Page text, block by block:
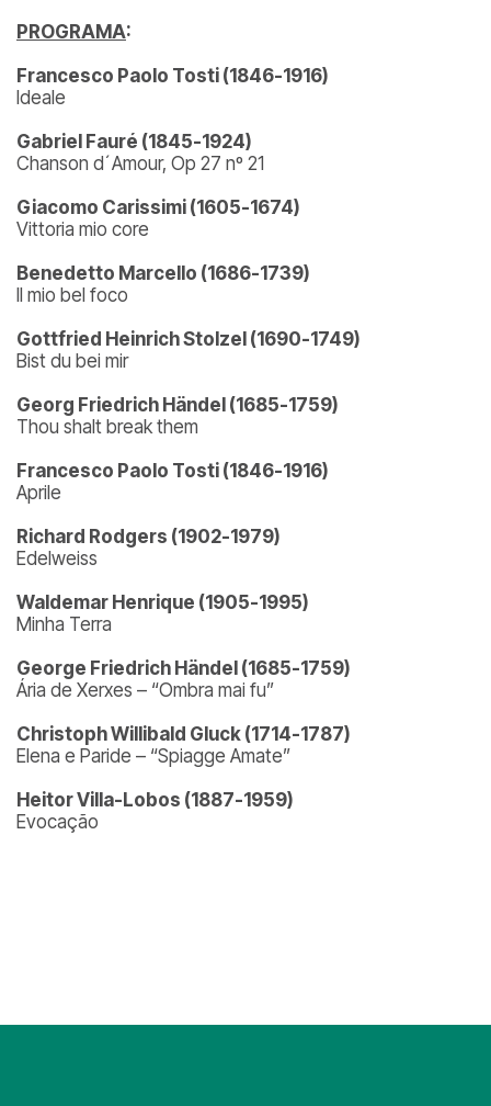
PROGRAMA:
Francesco Paolo Tosti (1846-1916)
Ideale
Gabriel Fauré (1845-1924)
Chanson d´Amour, Op 27 nº 21
Giacomo Carissimi (1605-1674)
Vittoria mio core
Benedetto Marcello (1686-1739)
Il mio bel foco
Gottfried Heinrich Stolzel (1690-1749)
Bist du bei mir
Georg Friedrich Händel (1685-1759)
Thou shalt break them
Francesco Paolo Tosti (1846-1916)
Aprile
Richard Rodgers (1902-1979)
Edelweiss
Waldemar Henrique (1905-1995)
Minha Terra
George Friedrich Händel (1685-1759)
Ária de Xerxes – “Ombra mai fu”
Christoph Willibald Gluck (1714-1787)
Elena e Paride – “Spiagge Amate”
Heitor Villa-Lobos (1887-1959)
Evocação